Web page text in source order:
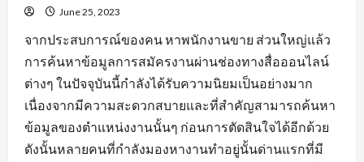
June 25, 2023
จากประสบการณ์ของคน หาพนักงานขาย ส่วนใหญ่แล้ว
การค้นหาข้อมูลการสมัครงานผ่านช่องทางสื่อออนไลน์
ต่างๆ ในปัจจุบันนี้กำลังได้รับความนิยมเป็นอย่างมาก
เนื่องจากมีความสะดวกสบายและที่สำคัญสามารถค้นหา
ข้อมูลของตำแหน่งงานนั้นๆ ก่อนการตัดสินใจได้อีกด้วย
ดังนั้นหลายคนที่กำลังมองหางานทำอยู่นั้นด่านแรกที่มี